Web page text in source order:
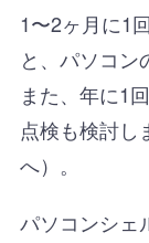
1〜2ヶ月に1
と、パソコン
また、年に1
点検も検討し
へ）。
パソコンシェ